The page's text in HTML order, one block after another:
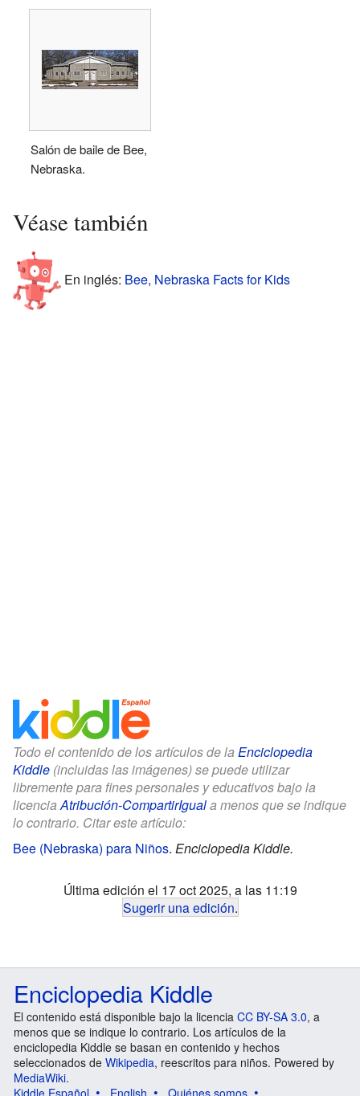
Salón de baile de Bee,
Nebraska.
Véase también
En inglés: Bee, Nebraska Facts for Kids
Todo el contenido de los artículos de la Enciclopedia
Kiddle (incluidas las imágenes) se puede utilizar
libremente para fines personales y educativos bajo la
licenciaAtribución-CompartirIguala menos que se indique
lo contrario. Citar este artículo:
Bee (Nebraska) para Niños. Enciclopedia Kiddle.
Última edición el 17 oct 2025, a las 11:19
Sugerir una edición.
Enciclopedia Kiddle
El contenido está disponible bajo la licencia CC BY-SA 3.0, a
menos que se indique lo contrario. Los artículos de la
enciclopedia Kiddle se basan en contenido y hechos
seleccionados de Wikipedia, reescritos para niños. Powered by
MediaWiki.